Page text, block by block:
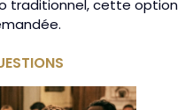
traditionnel, cette option